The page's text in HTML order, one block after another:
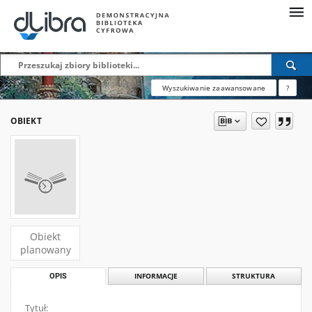
Wyszukiwanie zaawansowane ?
OBIEKT
Obiekt
planowany
OPIS INFORMACJE STRUKTURA
Tytuł: